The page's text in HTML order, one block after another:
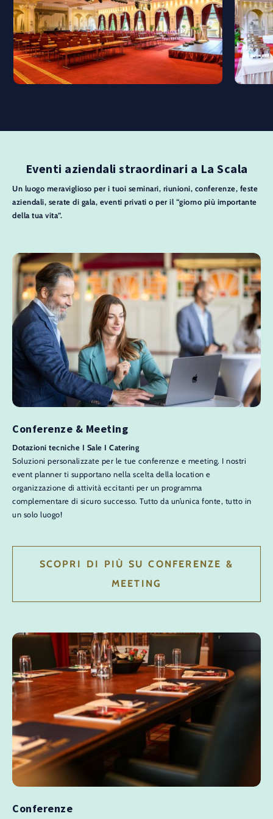
Eventi aziendali straordinari a La Scala
Un luogo meraviglioso per i tuoi seminari, riunioni, conferenze, feste
aziendali, serate di gala, eventi privati o per il “giorno più importante
della tua vita”.
Conferenze & Meeting
Dotazioni tecniche I Sale I Catering
Soluzioni personalizzate per le tue conferenze e meeting. I nostri
event planner ti supportano nella scelta della location e
organizzazione di attività eccitanti per un programma
complementare di sicuro successo. Tutto da un’unica fonte, tutto in
un solo luogo!
SCOPRI DI PIÙ SU CONFERENZE &
MEETING
Conferenze